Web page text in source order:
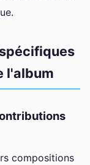
l'album
compositions